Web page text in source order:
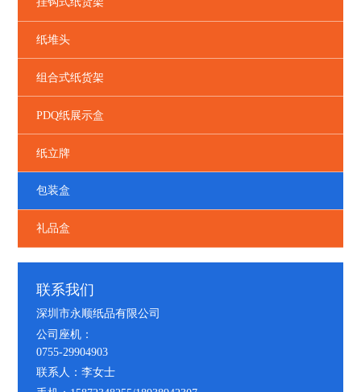
纸堆头
组合式纸货架
PDQ纸展示盒
纸立牌
包装盒
礼品盒
联系我们
深圳市永顺纸品有限公司
公司座机：
0755-29904903
联系人：李女士